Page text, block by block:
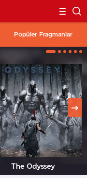
Popüler Fragmanlar
The Odyssey